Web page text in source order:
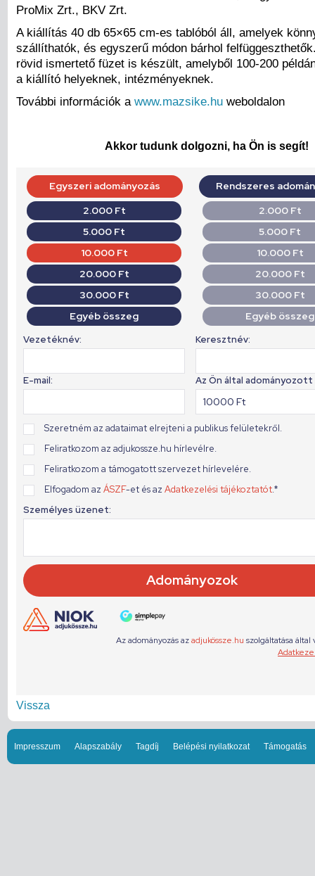
ProMix Zrt., BKV Zrt.
A kiállítás 40 db 65×65 cm-es tablóból áll, amelyek
szállíthatók, és egyszerű módon bárhol
rövid ismertető füzet is készült, amelyből 100-200
a kiállító helyeknek, intézményeknek.
További információk a www.mazsike.hu weboldalon
Akkor tudunk dolgozni, ha Ön is segít!
Vissza
Impresszum Alapszabály Tagdíj Belépési nyilatkozat Támogatás